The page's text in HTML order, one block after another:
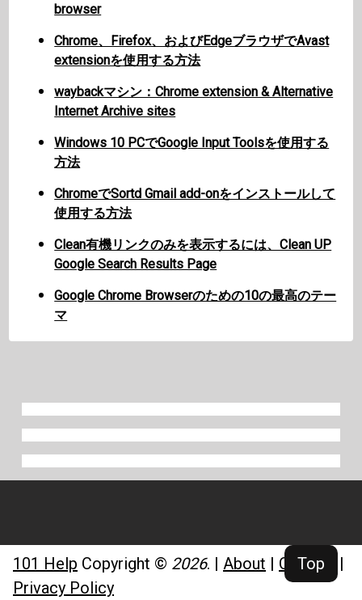
Top
browser
Chrome、Firefox、およびEdgeブラウザでAvast
extensionを使用する方法
waybackマシン：Chrome extension & Alternative
Internet Archive sites
Windows 10 PCでGoogle Input Toolsを使用する
方法
ChromeでSortd Gmail add-onをインストールして
使用する方法
Clean有機リンクのみを表示するには、Clean UP
Google Search Results Page
Google Chrome Browserのための10の最高のテー
マ
101 Help Copyright © 2026. | About | Contact
|
Privacy Policy